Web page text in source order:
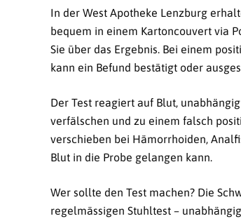
In der West Apotheke Lenzburg
bequem in einem Kartoncouvert via
Sie über das Ergebnis. Bei einem
kann ein Befund bestätigt oder
Der Test reagiert auf Blut,
verfälschen und zu einem falsch
verschieben bei Hämorrhoiden,
Blut in die Probe gelangen kann.
Wer sollte den Test machen? Die
regelmässigen Stuhltest –